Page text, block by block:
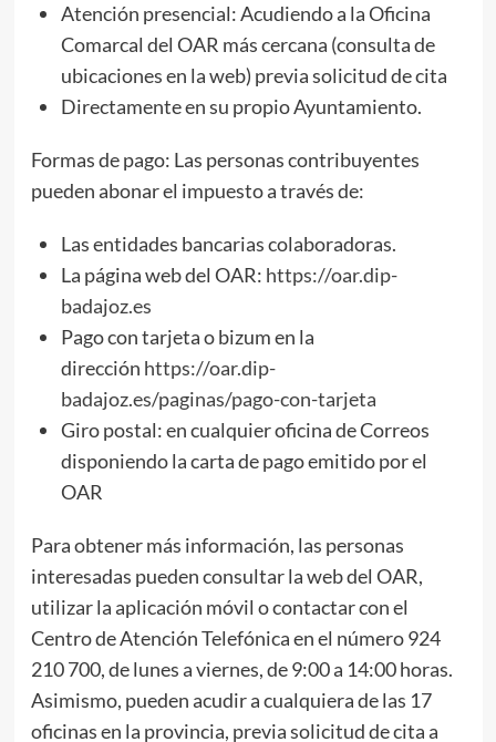
Atención presencial: Acudiendo a la Oficina
Comarcal del OAR más cercana (consulta de
ubicaciones en la web) previa solicitud de cita
Directamente en su propio Ayuntamiento.
Formas de pago: Las personas contribuyentes
pueden abonar el impuesto a través de:
Las entidades bancarias colaboradoras.
La página web del OAR: https://oar.dip-
badajoz.es
Pago con tarjeta o bizum en la
dirección https://oar.dip-
badajoz.es/paginas/pago-con-tarjeta
Giro postal: en cualquier oficina de Correos
disponiendo la carta de pago emitido por el
OAR
Para obtener más información, las personas
interesadas pueden consultar la web del OAR,
utilizar la aplicación móvil o contactar con el
Centro de Atención Telefónica en el número 924
210 700, de lunes a viernes, de 9:00 a 14:00 horas.
Asimismo, pueden acudir a cualquiera de las 17
oficinas en la provincia, previa solicitud de cita a